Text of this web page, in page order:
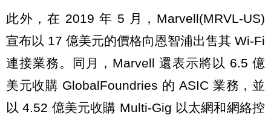
此外，在 2019 年 5 月，Marvell(MRVL-US)
宣布以 17 億美元的價格向恩智浦出售其 Wi-Fi
連接業務。同月，Marvell 還表示將以 6.5 億
美元收購 GlobalFoundries 的 ASIC 業務，並
以 4.52 億美元收購 Multi-Gig 以太網和網絡控